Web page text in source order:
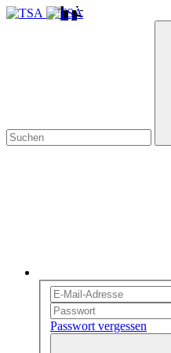
Passwort vergessen